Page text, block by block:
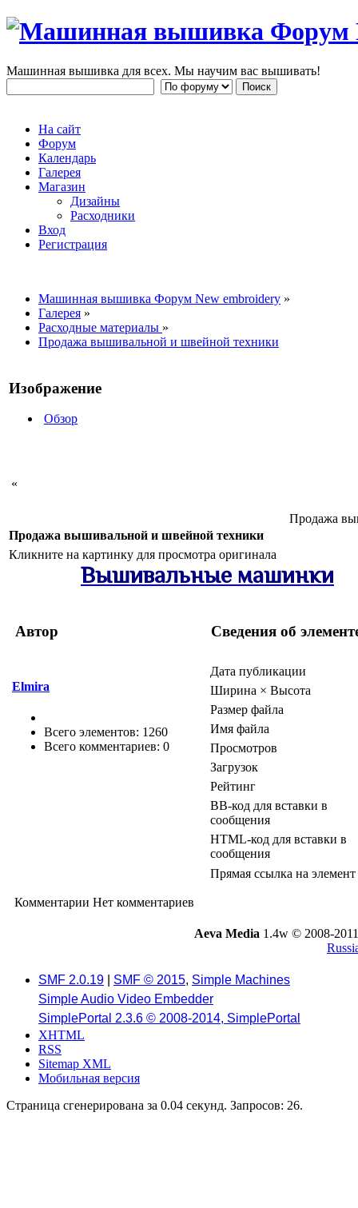
Машинная вышивка для всех. Мы научим вас вышивать!
На сайт
Форум
Календарь
Галерея
Магазин
Дизайны
Расходники
Вход
Регистрация
Машинная вышивка Форум New embroidery »
Галерея »
Расходные материалы »
Продажа вышивальной и швейной техники
Изображение
Обзор
«
Продажа
Продажа вышивальной и швейной техники
Кликните на картинку для просмотра оригинала
Вышивальные машинки
Автор Сведения об
Elmira
Всего элементов: 1260
Всего комментариев: 0
Дата публикации
Ширина × Высота
Размер файла
Имя файла
Просмотров
Загрузок
Рейтинг
BB-код для вставки в
сообщения
HTML-код для вставки в
сообщения
Прямая ссылка на элемент
Комментарии Нет комментариев
Aeva Media 1.4w © 2008-
SMF 2.0.19 SMF © 2015, Simple Machines
Simple Audio Video Embedder
SimplePortal 2.3.6 © 2008-2014, SimplePortal
XHTML
RSS
Sitemap XML
Мобильная версия
Страница сгенерирована за 0.04 секунд. Запросов: 26.